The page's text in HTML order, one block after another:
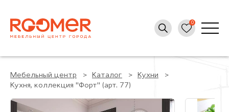
Мебельный центр Каталог
Кухни
Кухня, коллекция "Форт" (арт. 77)